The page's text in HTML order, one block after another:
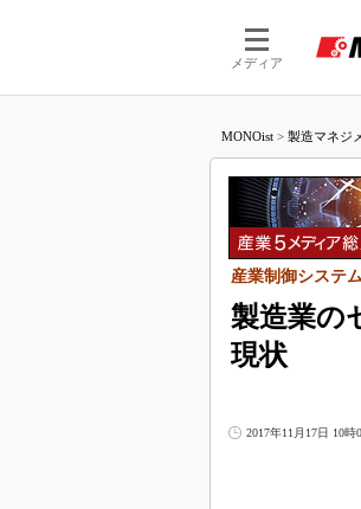
メディア
MONOist > 製造マネジ
製造業の
現状
産業制御システ
2017年11月17日 10時